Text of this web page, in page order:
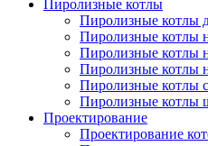
Пиролизные котлы
Пиролизные котлы
Пиролизные котлы
Пиролизные котлы
Пиролизные котлы
Пиролизные котлы
Пиролизные котлы
Проектирование
Проектирование